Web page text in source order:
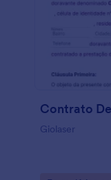
Giolaser